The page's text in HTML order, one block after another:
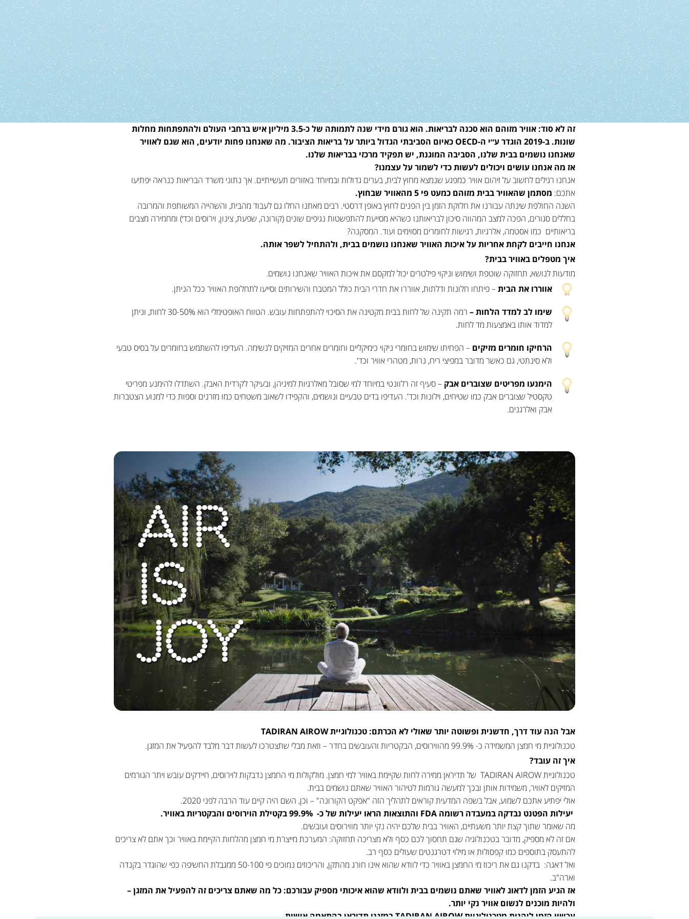
זה לא סוד: אוויר מזוהם הוא סכנה לבריאות. הוא גורם מידי שנה לתמותה של כ-3.5 מיליון איש ברחבי העולם ולהתפתחות מחלות
שונות. ב-2019 הוגדר ע״י ה-OECD כאיום הסביבתי הגדול ביותר על בריאות הציבור. מה שאנחנו פחות יודעים, הוא שגם לאוויר
שאנחנו נושמים בבית שלנו, הסביבה המוגנת, יש תפקיד מרכזי בבריאות שלנו.
אז מה אנחנו עושים ויכולים לעשות כדי לשמור על עצמנו?
אנחנו רגילים לחשוב על זיהום אוויר כמפגע שנמצא מחוץ לבית, בערים גדולות ובמיוחד באזורים תעשייתיים. אך נתוני משרד הבריאות כנראה יפתיעו
אתכם: מסתמן שהאוויר בבית מזוהם כמעט פי 5 מהאוויר שבחוץ.
השנה החולפת שינתה עבורנו את חלוקת הזמן בין הפנים לחוץ באופן דרסטי. רבים מאתנו החלו גם לעבוד מהבית, והשהייה המשותפת והמרובה
בחללים סגורים, הפכה למצב המהווה סיכון לבריאותנו כשהיא מסייעת להתפשטות נגיפים שונים (קורונה, שפעת, צינון, וירוסים וכד׳) ומחמירה מצבים
בריאותיים כמו אסטמה, אלרגיות, רגישות לחומרים מסוימים ועוד. המסקנה?
אנחנו חייבים לקחת אחריות על איכות האוויר שאנחנו נושמים בבית, ולהתחיל לשפר אותה.
איך מטפלים באוויר בבית?
מודעות לנושא, תחזוקה שוטפת ושימוש וניקוי פילטרים יכול למקסם את איכות האוויר שאנחנו נושמים.
אווררו את הבית– פיתחו חלונות ודלתות, אווררו את חדרי הבית כולל המטבח והשירותים וסייעו לתחלופת האוויר ככל הניתן.
שימו לב למדד הלחות –
רמה תקינה של לחות בבית מקטינה את הסיכוי להתפתחות עובש. הטווח האופטימלי הוא 30-50% לחות, וניתן
למדוד אותו באמצעות מד לחות.
הרחיקו חומרים מזיקים – הפחיתו שימוש בחומרי ניקוי כימיקליים וחומרים אחרים המזיקים לנשימה. העדיפו להשתמש בחומרים על בסיס טבעי
ולא סינתטי, גם כאשר מדובר במפיצי ריח, נרות, מטהרי אוויר וכד'.
הימנעו מפריטים שצוברים אבק – סעיף זה רלוונטי במיוחד למי שסובל מאלרגיות למיניהן, ובעיקר לקרדית האבק. השתדלו להימנע מפריטי
טקסטיל שצוברים אבק כמו שטיחים, וילונות וכד'. העדיפו בדים טבעיים ונושמים, והקפידו לשאוב משטחים כמו מזרנים וספות כדי למנוע הצטברות
אבק ואלרגנים.
אבל הנה עוד דרך, חדשנית ופשוטה יותר שאולי לא הכרתם: טכנולוגיית TADIRAN AIROW
טכנולוגיית מי חמצן המשמידה כ- 99.9% מהווירוסים, הבקטריות והעובשים בחדר – וזאת מבלי שתצטרכו לעשות דבר מלבד להפעיל את המזגן.
איך זה עובד?
טכנולוגיית TADIRAN AIROW של תדיראן ממירה לחות שקיימת באוויר למי חמצן. מולקולות מי החמצן נדבקות לוירוסים, חיידקים עובש ויתר הגורמים
המזיקים לאוויר, משמידות אותן ובכך למעשה גורמות לטיהור האוויר שאתם נושמים בבית.
אולי יפתיע אתכם לשמוע, אבל בשפה המדעית קוראים לתהליך הזה "אפקט הקורונה" – וכן, השם היה קיים עוד הרבה לפני 2020.
יעילות הפטנט נבדקה במעבדה רשומה FDA והתוצאות הראו יעילות של כ- 99.9% בקטילת הוירוסים והבקטריות באוויר.
מה שאומר שתוך קצת יותר משעתיים, האוויר בבית שלכם יהיה נקי יותר מווירוסים ועובשים.
אם זה לא מספיק, מדובר בטכנולוגיה שגם תחסוך לכם כסף ולא מצריכה תחזוקה: המערכת מייצרת מי חמצן מהלחות הקיימת באוויר וכך אתם לא צריכים
להתעסק בתוספים כמו קפסולות או מילוי דטרגנטים שעולים כסף רב.
ואל דאגה: בדקנו גם את ריכוז מי החמצן באוויר כדי לוודא שהוא אינו חורג מהתקן, והריכוזים נמוכים פי 50-100 ממגבלת החשיפה כפי שהוגדר בקנדה
וארה"ב.
אז הגיע הזמן לדאוג לאוויר שאתם נושמים בבית ולוודא שהוא איכותי מספיק עבורכם: כל מה שאתם צריכים זה להפעיל את המזגן –
ולהיות מוכנים לנשום אוויר נקי יותר.
עכשיו הזמן ליהנות מטכנולוגיית TADIRAN AIROW במזגני תדיראן בהתאמה אישית,